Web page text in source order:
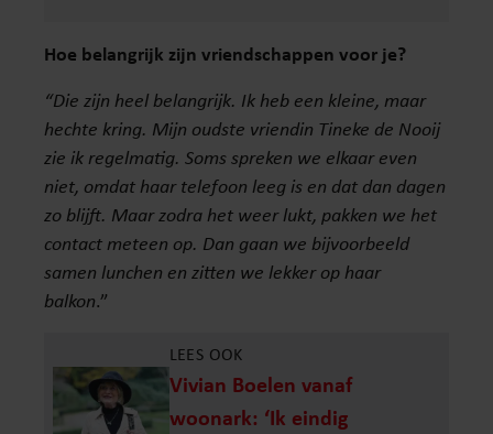
Hoe belangrijk zijn vriendschappen voor je?
“Die zijn heel belangrijk. Ik heb een kleine, maar
hechte kring. Mijn oudste vriendin Tineke de Nooij
zie ik regelmatig. Soms spreken we elkaar even
niet, omdat haar telefoon leeg is en dat dan dagen
zo blijft. Maar zodra het weer lukt, pakken we het
contact meteen op. Dan gaan we bijvoorbeeld
samen lunchen en zitten we lekker op haar
balkon.”
LEES OOK
Vivian Boelen vanaf
woonark: ‘Ik eindig